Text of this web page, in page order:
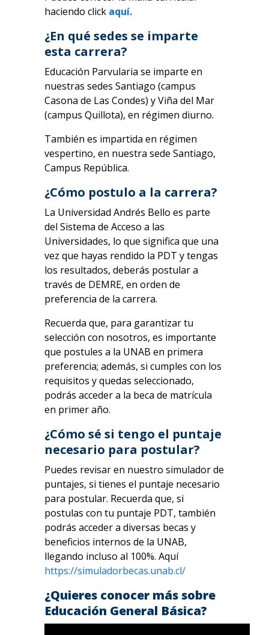
haciendo click aquí.
¿En qué sedes se imparte
esta carrera?
Educación Parvularia se imparte en
nuestras sedes Santiago (campus
Casona de Las Condes) y Viña del Mar
(campus Quillota), en régimen diurno.
También es impartida en régimen
vespertino, en nuestra sede Santiago,
Campus República.
¿Cómo postulo a la carrera?
La Universidad Andrés Bello es parte
del Sistema de Acceso a las
Universidades, lo que significa que una
vez que hayas rendido la PDT y tengas
los resultados, deberás postular a
través de DEMRE, en orden de
preferencia de la carrera.
Recuerda que, para garantizar tu
selección con nosotros, es importante
que postules a la UNAB en primera
preferencia; además, si cumples con los
requisitos y quedas seleccionado,
podrás acceder a la beca de matrícula
en primer año.
¿Cómo sé si tengo el puntaje
necesario para postular?
Puedes revisar en nuestro simulador de
puntajes, si tienes el puntaje necesario
para postular. Recuerda que, si
postulas con tu puntaje PDT, también
podrás acceder a diversas becas y
beneficios internos de la UNAB,
llegando incluso al 100%. Aquí
https://simuladorbecas.unab.cl/
¿Quieres conocer más sobre
Educación General Básica?